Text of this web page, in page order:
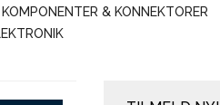
KOMPONENTER & KONNEKTORER